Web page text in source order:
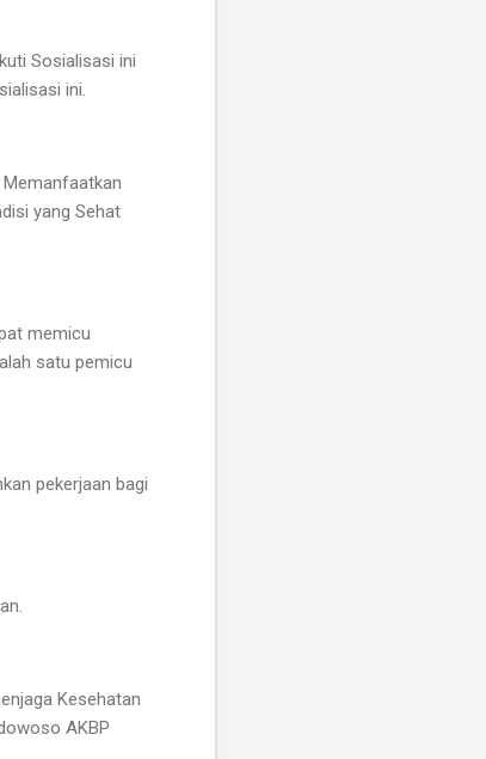
Sosialisasi ini
ini.
yang Sehat
memicu
satu pemicu
pekerjaan bagi
Kesehatan
AKBP